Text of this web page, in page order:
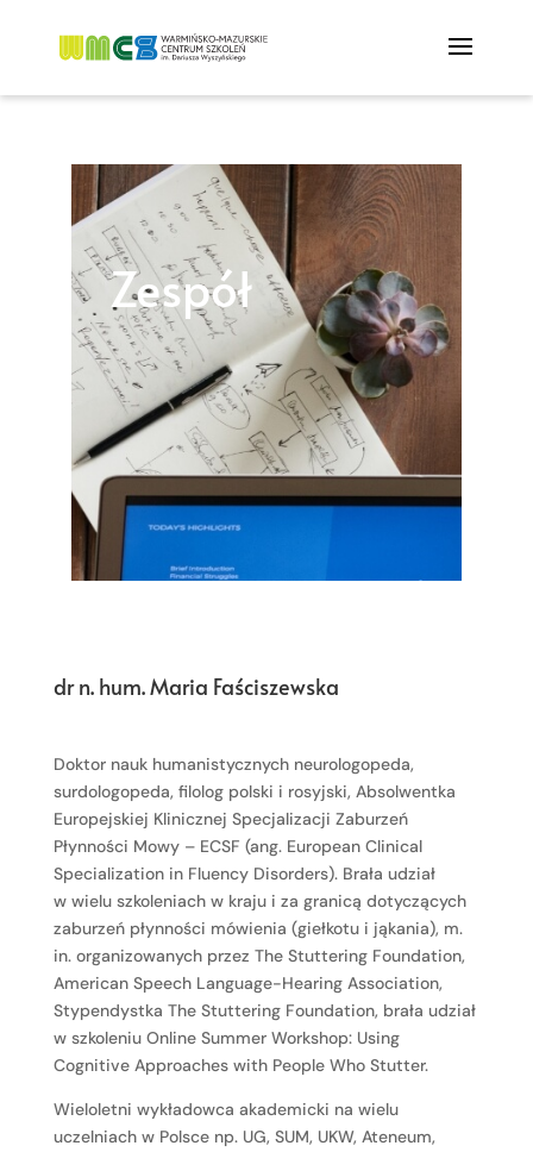
Zespół
dr n. hum. Maria Faściszewska
Doktor nauk humanistycznych neurologopeda,
surdologopeda, filolog polski i rosyjski, Absolwentka
Europejskiej Klinicznej Specjalizacji Zaburzeń
Płynności Mowy – ECSF (ang. European Clinical
Specialization in Fluency Disorders). Brała udział
w wielu szkoleniach w kraju i za granicą dotyczących
zaburzeń płynności mówienia (giełkotu i jąkania), m.
in. organizowanych przez The Stuttering Foundation,
American Speech Language-Hearing Association,
Stypendystka The Stuttering Foundation, brała udział
w szkoleniu Online Summer Workshop: Using
Cognitive Approaches with People Who Stutter.
Wieloletni wykładowca akademicki na wielu
uczelniach w Polsce np. UG, SUM, UKW, Ateneum,